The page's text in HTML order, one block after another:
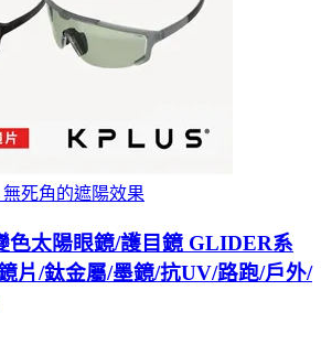
死角的遮陽效果
色太陽眼鏡/護目鏡 GLIDER系
片/鈦金屬/墨鏡/抗UV/路跑/戶外/